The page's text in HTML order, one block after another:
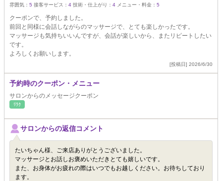
雰囲気： 5 接客サービス： 4 技術・仕上がり： 4 メニュー・料金： 5
クーポンで、予約しました。
前回と同様に会話しながらのマッサージで、とても楽しかったです。
マッサージも気持ちいいんですが、会話が楽しいから、またリピートしたい
です。
よろしくお願いします。
[投稿日] 2026/6/30
予約時のクーポン・メニュー
サロンからのメッセージクーポン
ﾘﾗｸ
サロンからの返信コメント
たいちゃん様、ご来店ありがとうございました。
マッサージとお話しお褒めいただきとても嬉しいです。
また、お身体がお疲れの際はいつでもお越しください。お待ちしており
ます。